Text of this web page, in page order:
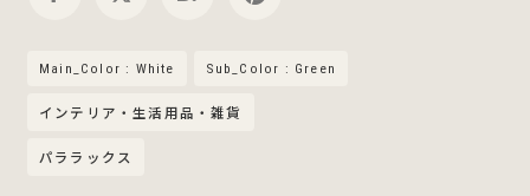
Main_Color : White Sub_Color : Green
インテリア・生活用品・雑貨
パララックス